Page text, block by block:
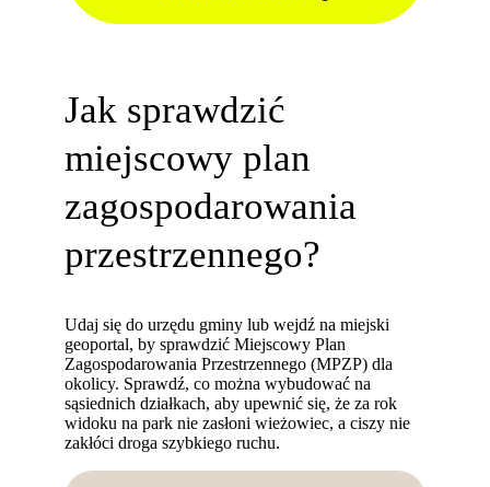
Jak sprawdzić
miejscowy plan
zagospodarowania
przestrzennego?
Udaj się do urzędu gminy lub wejdź na miejski
geoportal, by sprawdzić Miejscowy Plan
Zagospodarowania Przestrzennego (MPZP) dla
okolicy. Sprawdź, co można wybudować na
sąsiednich działkach, aby upewnić się, że za rok
widoku na park nie zasłoni wieżowiec, a ciszy nie
zakłóci droga szybkiego ruchu.